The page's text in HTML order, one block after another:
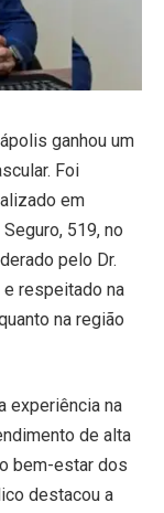
ganhou um
Foi
em
519, no
pelo Dr.
respeitado na
na região
experiência na
de alta
bem-estar dos
destacou a